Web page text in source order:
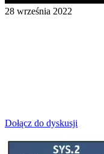
28 września 2022
Dołącz do dyskusji